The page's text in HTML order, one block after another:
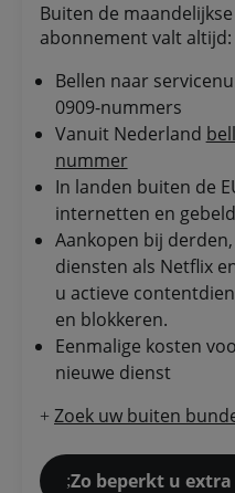
Buiten de
abonnement valt altijd:
Bellen naar
0909-nummers
Vanuit Nederland
nummer
In landen buiten de
internetten en
Aankopen bij
diensten als Netflix
u actieve
en blokkeren.
Eenmalige kosten
nieuwe dienst
+ Zoek uw buiten
Zo beperkt u